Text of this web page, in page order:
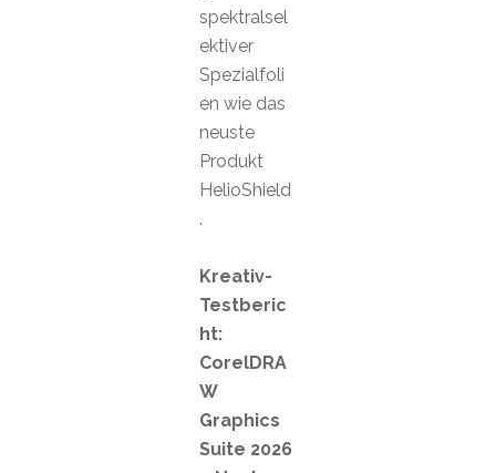
spektralsel
ektiver
Spezialfoli
en wie das
neuste
Produkt
HelioShield
.
Kreativ-
Testberic
ht:
CorelDRA
W
Graphics
Suite 2026